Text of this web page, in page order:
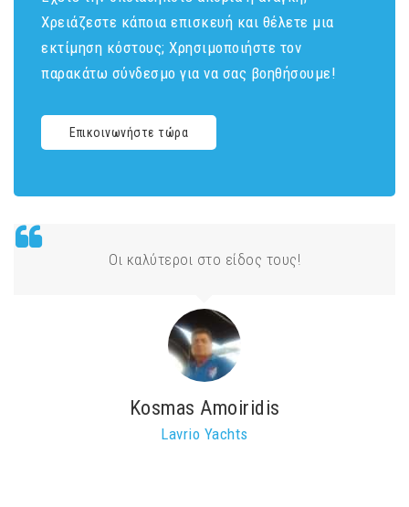
Χρειάζεστε κάποια επισκευή και θέλετε μια
εκτίμηση κόστους; Χρησιμοποιήστε τον
παρακάτω σύνδεσμο για να σας βοηθήσουμε!
Επικοινωνήστε τώρα
Οι καλύτεροι στο είδος τους!
Kosmas Amoiridis
Lavrio Yachts